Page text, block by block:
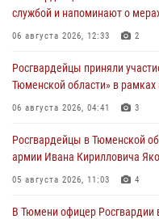
службой и напоминают о
06 августа 2026, 12:33 2
Росгвардейцы приняли
Тюменской области» в
06 августа 2026, 04:41 3
Росгвардейцы в Тюменской
армии Ивана Кирилловича
05 августа 2026, 11:03 4
В Тюмени офицер